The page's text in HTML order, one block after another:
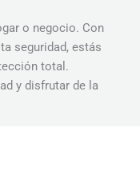
o negocio. Con
seguridad, estás
total.
y disfrutar de la